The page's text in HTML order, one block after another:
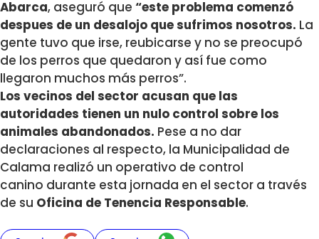
Abarca, aseguró que “este problema comenzó
despues de un desalojo que sufrimos nosotros. La
gente tuvo que irse, reubicarse y no se preocupó
de los perros que quedaron y así fue como
llegaron muchos más perros”.
Los vecinos del sector acusan que las
autoridades tienen un nulo control sobre los
animales abandonados. Pese a no dar
declaraciones al respecto, la Municipalidad de
Calama realizó un operativo de control
canino durante esta jornada en el sector a través
de su Oficina de Tenencia Responsable.